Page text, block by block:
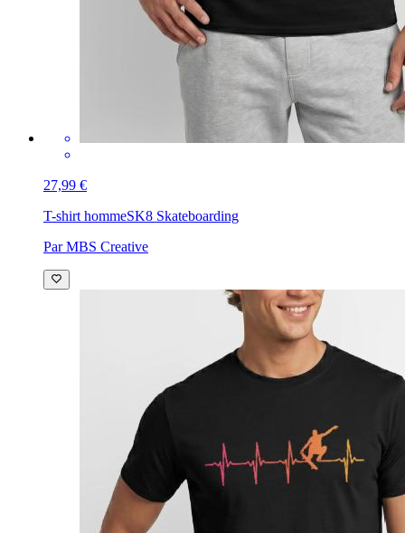
27,99 €
T-shirt hommeSK8 Skateboarding
Par MBS Creative